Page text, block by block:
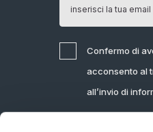
Confermo di
acconsento al
all’invio di